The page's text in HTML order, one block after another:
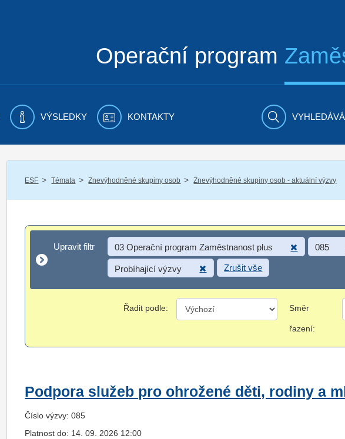
Operační program
VÝSLEDKY KONTAKTY
ESF / Témata / Znevýhodněné skupiny osob / Znevýhodněné skupiny osob - aktuální výzvy
Upravit filtr
Upravit filtr 03 Operační program Zaměstnanost plus 085
Probíhající výzvy Zrušit vše
Řadit podle: Směr
řazení:
Podpora služeb pro ohrožené děti, rodiny a
Číslo výzvy: 085
Platnost do: 14. 09. 2026 12:00